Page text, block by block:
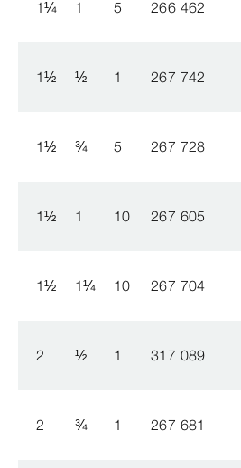
1¼ 1 5 266 462
1½ ½ 1 267 742
1½ ¾ 5 267 728
1½ 1 10 267 605
1½ 1¼ 10 267 704
2 ½ 1 317 089
2 ¾ 1 267 681